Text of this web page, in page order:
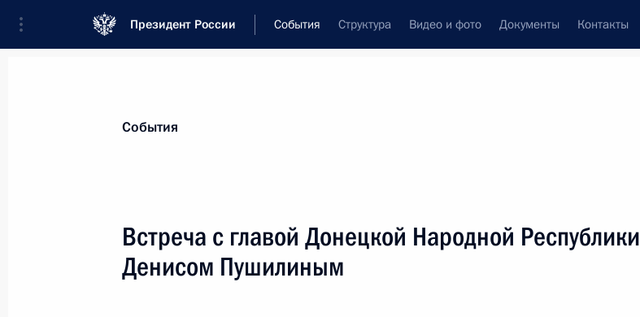
Президент России События Структура Видео и фото Документы Контакты
События
Встреча с главой Донецкой Народной Республики
Денисом Пушилиным